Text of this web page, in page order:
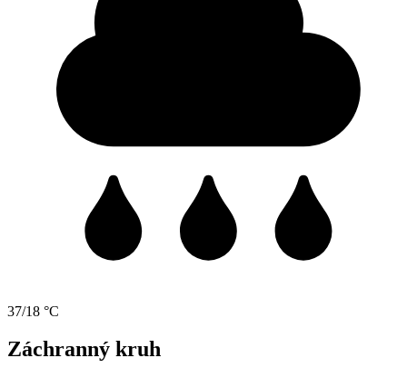
37/18 °C
Záchranný kruh